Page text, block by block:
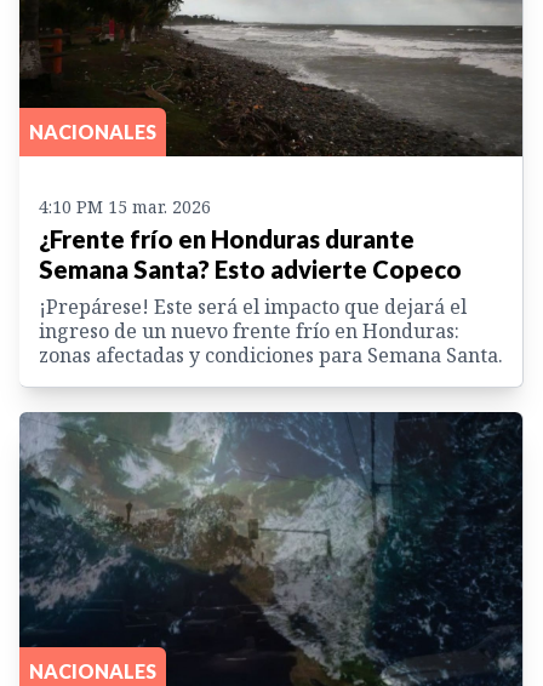
NACIONALES
4:10 PM 15 mar. 2026
¿Frente frío en Honduras durante
Semana Santa? Esto advierte Copeco
¡Prepárese! Este será el impacto que dejará el
ingreso de un nuevo frente frío en Honduras:
zonas afectadas y condiciones para Semana Santa.
NACIONALES